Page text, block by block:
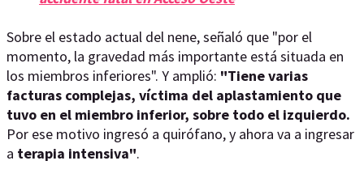
Sobre el estado actual del nene, señaló que "por el
momento, la gravedad más importante está situada en
los miembros inferiores". Y amplió: "Tiene varias
facturas complejas, víctima del aplastamiento que
tuvo en el miembro inferior, sobre todo el izquierdo.
Por ese motivo ingresó a quirófano, y ahora va a ingresar
a terapia intensiva".